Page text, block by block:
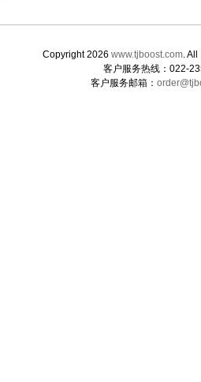
Copyright 2026 www.tjboost.com.
客户服务热线：022-
客户服务邮箱：